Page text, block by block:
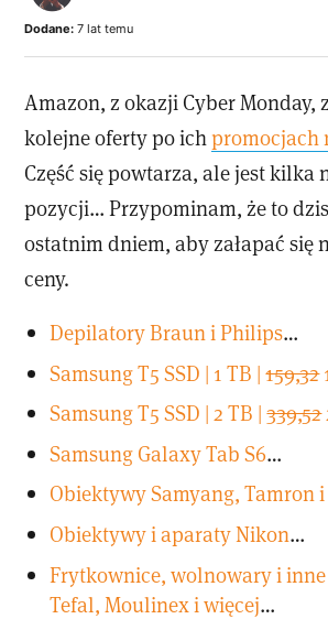
Dodane: 7 lat temu
Amazon, z okazji Cyber Monday,
kolejne oferty po ichpromocjach
Część się powtarza, ale jest kilka
pozycji… Przypominam, że to
ostatnim dniem, aby załapać się
ceny.
Depilatory Braun i Philips…
Samsung T5 SSD | 1 TB |159,32
Samsung T5 SSD | 2 TB |339,52
Samsung Galaxy Tab S6…
Obiektywy Samyang, Tamron
Obiektywy i aparaty Nikon…
Frytkownice, wolnowary i
Tefal, Moulinex i więcej…